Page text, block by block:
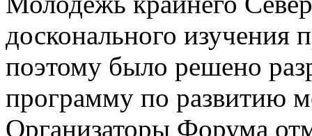
досконального изучения
поэтому было решено
программу по развитию
Организаторы Форума